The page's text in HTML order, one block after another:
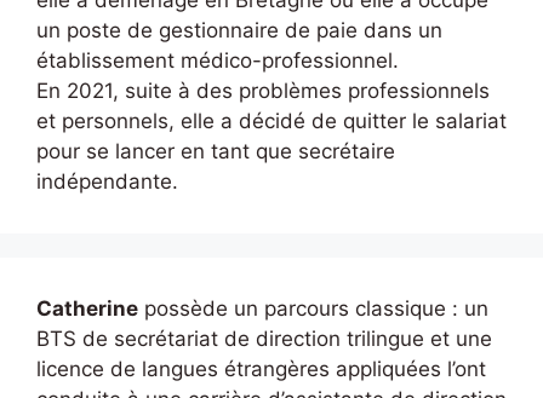
un poste de gestionnaire de paie dans un
établissement médico-professionnel.
En 2021, suite à des problèmes professionnels
et personnels, elle a décidé de quitter le salariat
pour se lancer en tant que secrétaire
indépendante.
Catherine possède un parcours classique : un
BTS de secrétariat de direction trilingue et une
licence de langues étrangères appliquées l’ont